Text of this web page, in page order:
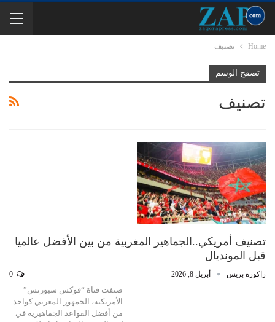
Home تصنيف
تصفح الوسم
تصنيف
تصنيف أمريكي..الجماهير المغربية من بين الأفضل عالميا
قبل المونديال
زاكورة بريس أبريل 8, 2026
صنفت قناة “فوكس سبورتس”
الأمريكية، الجمهور المغربي كواحد
من أفضل القواعد الجماهيرية في